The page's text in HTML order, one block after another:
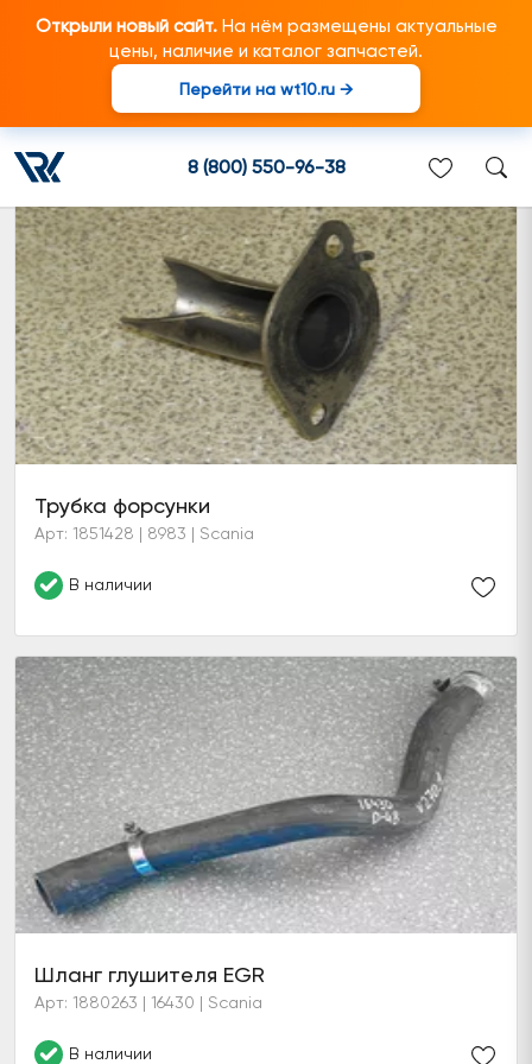
Открыли новый сайт.На нём размещены актуальные
цены, наличие и каталог запчастей.
Перейти на wt10.ru →
8 (800) 550-96-38
Прочее системы рециркуляции ОГ
Трубка форсунки
Арт: 1851428 | 8983 | Scania
В наличии
Шланг глушителя EGR
Арт: 1880263 | 16430 | Scania
В наличии